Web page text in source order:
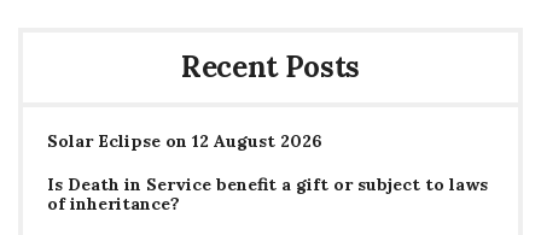
Recent Posts
Solar Eclipse on 12 August 2026
Is Death in Service benefit a gift or subject to laws
of inheritance?